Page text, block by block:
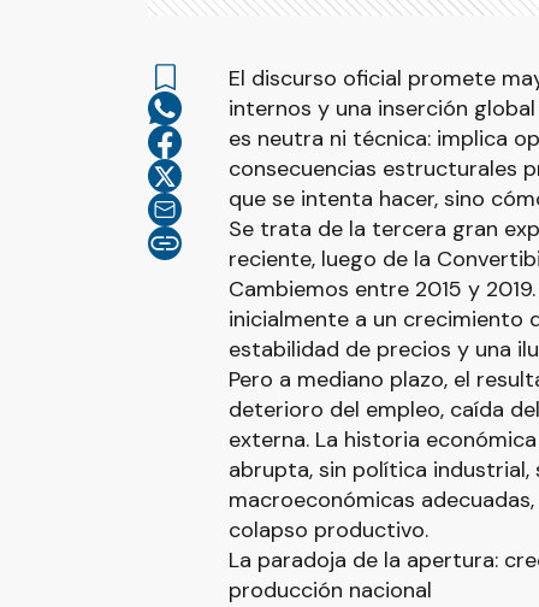
El discurso oficial promete
internos y una inserción
es neutra ni técnica: implica
consecuencias estructurales
que se intenta hacer, sino
Se trata de la tercera gran
reciente, luego de la
Cambiemos entre 2015 y
inicialmente a un crecimiento
estabilidad de precios y una
Pero a mediano plazo, el
deterioro del empleo, caída
externa. La historia
abrupta, sin política
macroeconómicas
colapso productivo.
La paradoja de la apertura:
producción nacional